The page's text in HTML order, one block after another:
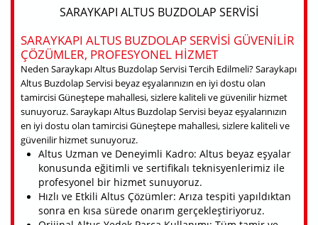
SARAYKAPI ALTUS BUZDOLAP SERVISI
SARAYKAPI ALTUS BUZDOLAP SERVISI GÜVENILIR
ÇÖZÜMLER, PROFESYONEL HIZMET
Neden Saraykapı Altus Buzdolap Servisi Tercih Edilmeli? Saraykapı
Altus Buzdolap Servisi beyaz eşyalarınızın en iyi dostu olan
tamircisi Güneştepe mahallesi, sizlere kaliteli ve güvenilir hizmet
sunuyoruz. Saraykapı Altus Buzdolap Servisi beyaz eşyalarınızın
en iyi dostu olan tamircisi Güneştepe mahallesi, sizlere kaliteli ve
güvenilir hizmet sunuyoruz.
Altus Uzman ve Deneyimli Kadro: Altus beyaz eşyalar
konusunda eğitimli ve sertifikalı teknisyenlerimiz ile
profesyonel bir hizmet sunuyoruz.
Hızlı ve Etkili Altus Çözümler: Arıza tespiti yapıldıktan
sonra en kısa sürede onarım gerçekleştiriyoruz.